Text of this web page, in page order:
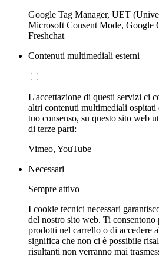
Google Tag Manager, UET
Microsoft Consent Mode, Google
Freshchat
Contenuti multimediali esterni
L'accettazione di questi servizi ci
altri contenuti multimediali
tuo consenso, su questo sito web
di terze parti:
Vimeo, YouTube
Necessari
Sempre attivo
I cookie tecnici necessari
del nostro sito web. Ti consentono
prodotti nel carrello o di accedere
significa che non ci è possibile
risultanti non verranno mai